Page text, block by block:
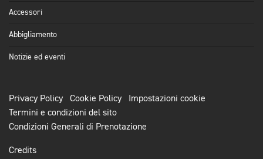
Accessori
Abbigliamento
Notizie ed eventi
Privacy Policy Cookie Policy
Impostazioni cookie
Termini e condizioni del sito
Condizioni Generali di Prenotazione
Credits